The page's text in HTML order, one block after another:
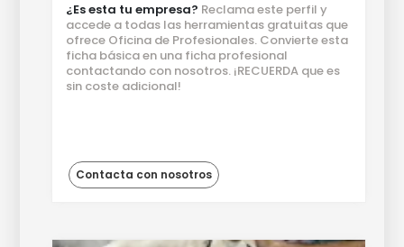
¿Es esta tu empresa? Reclama este perfil y
accede a todas las herramientas gratuitas que
ofrece Oficina de Profesionales. Convierte esta
ficha básica en una ficha profesional
contactando con nosotros. ¡RECUERDA que es
sin coste adicional!
Contacta con nosotros